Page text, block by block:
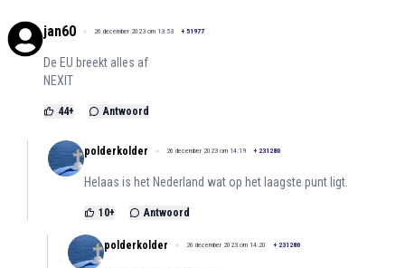
jan60 26 december 2023 om 13:53 + 51977
De EU breekt alles af
NEXIT
44+ Antwoord
polderkolder 26 december 2023 om 14:19 + 231280
Helaas is het Nederland wat op het laagste punt ligt.
10+ Antwoord
polderkolder 26 december 2023 om 14:20 + 231280